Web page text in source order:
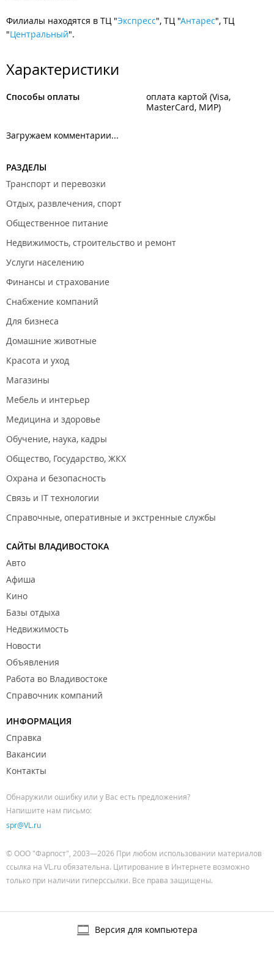
Филиалы находятся в ТЦ "Экспресс", ТЦ "Антарес", ТЦ
"Центральный".
Характеристики
Способы оплаты
оплата картой (Visa,
MasterCard, МИР)
Загружаем комментарии...
РАЗДЕЛЫ
Транспорт и перевозки
Отдых, развлечения, спорт
Общественное питание
Недвижимость, строительство и ремонт
Услуги населению
Финансы и страхование
Снабжение компаний
Для бизнеса
Домашние животные
Красота и уход
Магазины
Мебель и интерьер
Медицина и здоровье
Обучение, наука, кадры
Общество, Государство, ЖКХ
Охрана и безопасность
Связь и IT технологии
Справочные, оперативные и экстренные службы
САЙТЫ ВЛАДИВОСТОКА
Авто
Афиша
Кино
Базы отдыха
Недвижимость
Новости
Объявления
Работа во Владивостоке
Справочник компаний
ИНФОРМАЦИЯ
Справка
Вакансии
Контакты
Обнаружили ошибку или у Вас есть предложения?
Напишите нам письмо:
spr@VL.ru
© ООО "Фарпост", 2003—2026 При любом использовании материалов
ссылка на VL.ru обязательна. Цитирование в Интернете возможно
только при наличии гиперссылки. Все права защищены.
Версия для компьютера